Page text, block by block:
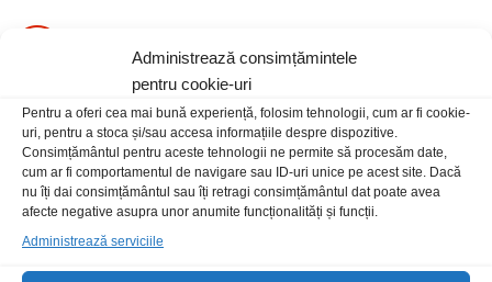
Administrează consimțămintele
pentru cookie-uri
Pentru a oferi cea mai bună experiență, folosim tehnologii, cum ar fi cookie-
uri, pentru a stoca și/sau accesa informațiile despre dispozitive.
Consimțământul pentru aceste tehnologii ne permite să procesăm date,
cum ar fi comportamentul de navigare sau ID-uri unice pe acest site. Dacă
nu îți dai consimțământul sau îți retragi consimțământul dat poate avea
afecte negative asupra unor anumite funcționalități și funcții.
Administrează serviciile
Informatii
Contact